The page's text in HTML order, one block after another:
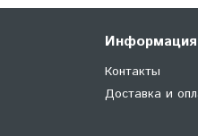
Информация
Контакты
Доставка и